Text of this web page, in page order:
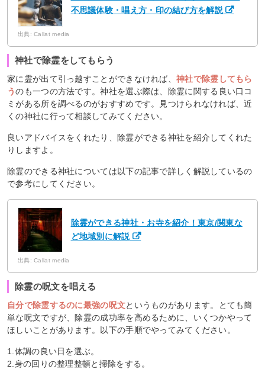
不思議体験・唱え方・印の結び方を解説
出典: Callat media
神社で除霊をしてもらう
家に霊が出て引っ越すことができなければ、 神社で除霊してもら
うのも一つの方法です。神社を選ぶ際は、除霊に関する良い口コ
ミがある所を調べるのがおすすめです。見つけられなければ、近
くの神社に行って相談してみてください。
良いアドバイスをくれたり、除霊ができる神社を紹介してくれた
りしますよ。
除霊のできる神社については以下の記事で詳しく解説しているの
で参考にしてください。
除霊ができる神社・お寺を紹介！東京/関東な
ど地域別に解説
出典: Callat media
除霊の呪文を唱える
自分で除霊するのに最強の呪文というものがあります。とても簡
単な呪文ですが、除霊の成功率を高めるために、いくつかやって
ほしいことがあります。以下の手順でやってみてください。
1.体調の良い日を選ぶ。
2.身の回りの整理整頓と掃除をする。